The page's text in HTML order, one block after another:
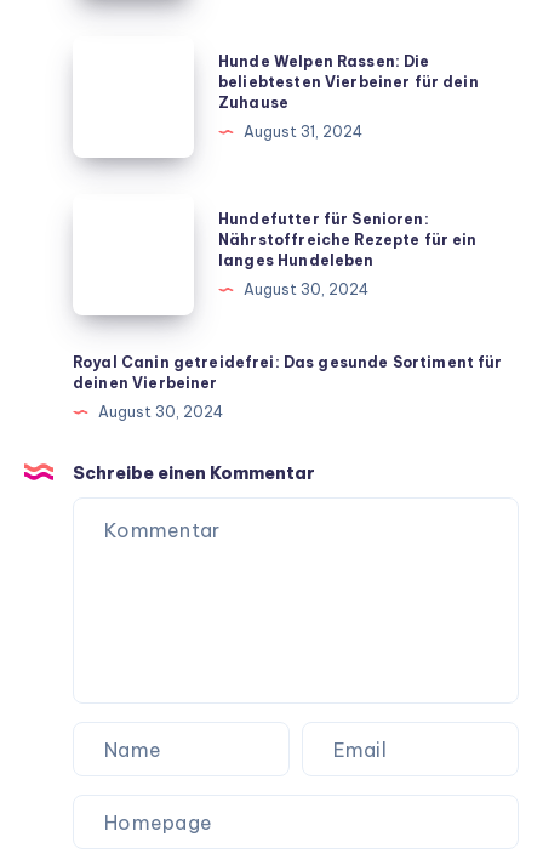
Hund
beliebtesten
Hunde Welpen Rassen: Die
beliebtesten Vierbeiner für dein
Zuhause
August 31, 2024
Rezepte
für
ein
langes
Hundefutter für Senioren:
Nährstoffreiche Rezepte für ein
langes Hundeleben
August 30, 2024
Royal Canin getreidefrei: Das gesunde Sortiment für
deinen Vierbeiner
August 30, 2024
Schreibe einen Kommentar